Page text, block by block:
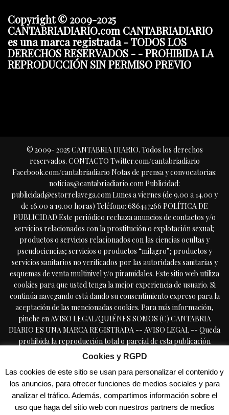
Copyright © 2009-2025
CANTABRIADIARIO.com CANTABRIADIARIO
es una marca registrada - TODOS LOS
DERECHOS RESERVADOS - - PROHIBIDA LA
REPRODUCCIÓN SIN PERMISO PREVIO
© 2009- 2025 CANTABRIA DIARIO. Todos los derechos
reservados. CONTACTO Twitter.com/cantabriadiario
Facebook.com/cantabriadiario Notas de prensa y convocatorias:
noticias@cantabriadiario.com Publicidad:
publicidad@estorrelavega.com Lunes a viernes (de 9.00 a 14.00 y
de 16.00 a 19.00 horas) Teléfono: 686447266 POLÍTICA DE
PUBLICIDAD Este periódico rechaza anuncios de contactos y/o
servicios relacionados con la prostitución o explotación sexual;
productos o servicios relacionados con las ciencias ocultas y
pseudociencias; servicios o productos “milagro”; productos y
servicios sanitarios no verificados por las autoridades sanitarias y
esquemas de venta multinivel y/o piramidales. Este sitio web utiliza
cookies para que usted tenga la mejor experiencia de usuario. Si
continúa navegando está dando su consentimiento expreso para la
aceptación de las mencionadas cookies. Para más información,
pinche en AVISO LEGAL/QUIÉNES SOMOS (C) CANTABRIA
DIARIO ES UNA MARCA REGISTRADA -- AVISO LEGAL -- Queda
prohibida la reproducción total o parcial de esta publicación
periódica, por cualquier medio o procedimiento, sin tener la
autorización previa, expresa y por escrito del editor, incluyendo el
uso directa o indirectamente comercial en forma de reseñas,
resúmenes, o extractos de prensa, a lo que se manifiesta oposición
expresa. Copyright © 2009-2025 CantabriaDiario.com Cantabria
Diario es una marca registrada - TODOS LOS DERECHOS
Cookies y RGPD
Las cookies de este sitio se usan para personalizar el contenido y
los anuncios, para ofrecer funciones de medios sociales y para
analizar el tráfico. Además, compartimos información sobre el
uso que haga del sitio web con nuestros partners de medios